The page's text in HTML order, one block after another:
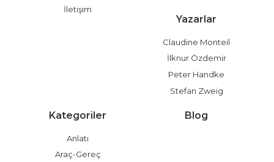
İletişim
Yazarlar
Claudine Monteil
İlknur Özdemir
Peter Handke
Stefan Zweig
Kategoriler
Anlatı
Araç-Gereç
Blog